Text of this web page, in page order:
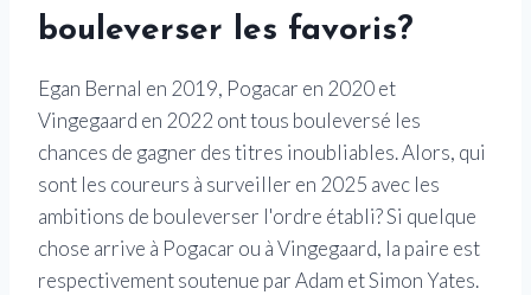
bouleverser les favoris?
Egan Bernal en 2019, Pogacar en 2020 et
Vingegaard en 2022 ont tous bouleversé les
chances de gagner des titres inoubliables. Alors, qui
sont les coureurs à surveiller en 2025 avec les
ambitions de bouleverser l'ordre établi? Si quelque
chose arrive à Pogacar ou à Vingegaard, la paire est
respectivement soutenue par Adam et Simon Yates.